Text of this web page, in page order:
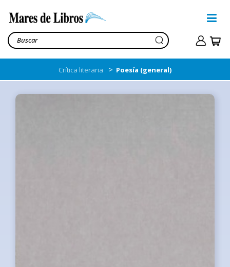
Crítica literaria > Poesía (general)